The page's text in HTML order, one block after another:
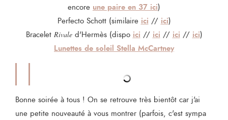
encore une paire en 37 ici)
Perfecto Schott (similaire ici // ici)
Bracelet Rivaled'Hermès (dispo ici // ici // ici // ici)
Lunettes de soleil Stella McCartney
Bonne soirée à tous ! On se retrouve très bientôt car j'ai
une petite nouveauté à vous montrer (parfois, c'est sympa